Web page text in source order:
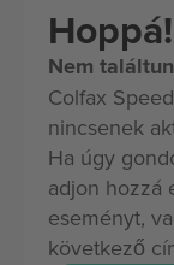
Hoppá!
Nem
Colfax
nincsenek
Ha úgy
adjon hozzá
eseményt,
következő